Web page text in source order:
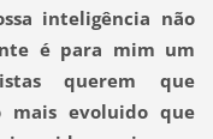
inteligência não
é para mim um
querem que
mais evoluido que